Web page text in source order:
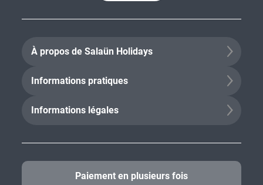
À propos de Salaün Holidays
Informations pratiques
Informations légales
Paiement en plusieurs fois